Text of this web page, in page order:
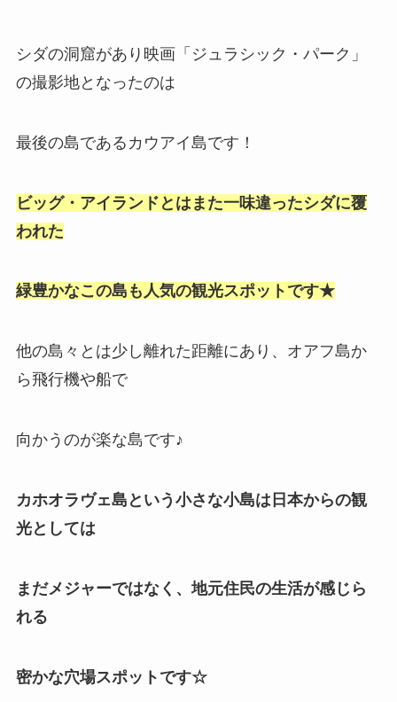
シダの洞窟があり映画「ジュラシック・パーク」
の撮影地となったのは
最後の島であるカウアイ島です！
ビッグ・アイランドとはまた一味違ったシダに覆
われた
緑豊かなこの島も人気の観光スポットです★
他の島々とは少し離れた距離にあり、オアフ島か
ら飛行機や船で
向かうのが楽な島です♪
カホオラヴェ島という小さな小島は日本からの観
光としては
まだメジャーではなく、地元住民の生活が感じら
れる
密かな穴場スポットです☆